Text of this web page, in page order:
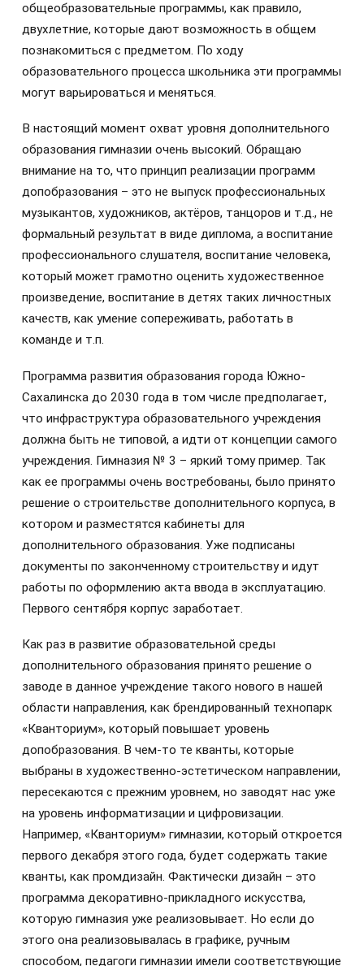
общеобразовательные программы, как правило,
двухлетние, которые дают возможность в общем
познакомиться с предметом. По ходу
образовательного процесса школьника эти программы
могут варьироваться и меняться.
В настоящий момент охват уровня дополнительного
образования гимназии очень высокий. Обращаю
внимание на то, что принцип реализации программ
допобразования – это не выпуск профессиональных
музыкантов, художников, актёров, танцоров и т.д., не
формальный результат в виде диплома, а воспитание
профессионального слушателя, воспитание человека,
который может грамотно оценить художественное
произведение, воспитание в детях таких личностных
качеств, как умение сопереживать, работать в
команде и т.п.
Программа развития образования города Южно-
Сахалинска до 2030 года в том числе предполагает,
что инфраструктура образовательного учреждения
должна быть не типовой, а идти от концепции самого
учреждения. Гимназия № 3 – яркий тому пример. Так
как ее программы очень востребованы, было принято
решение о строительстве дополнительного корпуса, в
котором и разместятся кабинеты для
дополнительного образования. Уже подписаны
документы по законченному строительству и идут
работы по оформлению акта ввода в эксплуатацию.
Первого сентября корпус заработает.
Как раз в развитие образовательной среды
дополнительного образования принято решение о
заводе в данное учреждение такого нового в нашей
области направления, как брендированный технопарк
«Кванториум», который повышает уровень
допобразования. В чем-то те кванты, которые
выбраны в художественно-эстетическом направлении,
пересекаются с прежним уровнем, но заводят нас уже
на уровень информатизации и цифровизации.
Например, «Кванториум» гимназии, который откроется
первого декабря этого года, будет содержать такие
кванты, как промдизайн. Фактически дизайн – это
программа декоративно-прикладного искусства,
которую гимназия уже реализовывает. Но если до
этого она реализовывалась в графике, ручным
способом, педагоги гимназии имели соответствующие